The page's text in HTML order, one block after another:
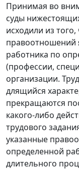
Принимая во
суды
исходили из
правоотношений
работника по
(профессии,
организации.
длящийся
прекращаются
какого-либо
трудового
указанные
определенной
длительного